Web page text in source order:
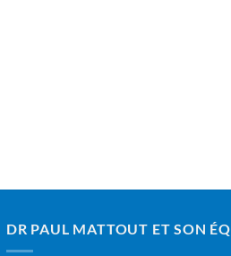
DR PAUL MATTOUT ET SON